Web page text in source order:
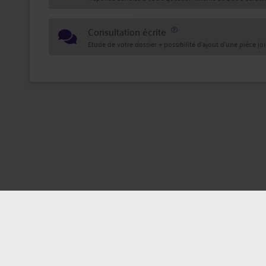
Consultation écrite
Etude de votre dossier + possibilité d'ajout d'une pièce